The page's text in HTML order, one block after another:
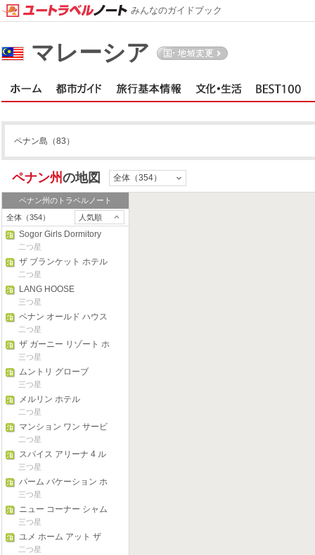
マレーシア
ペナン島 （83）
ペナン州の地図 全体（354）
ペナン州 のトラベルノート
全体（354）
人気順
Sogor Girls Dormitory
二つ星
ザ ブランケット ホテル
二つ星
LANG HOOSE
Residences
三つ星
ペナン オールド ハウス
二つ星
ザ ガーニー リゾート ホ
テル & レジデンシーズ
三つ星
ムントリ グローブ
三つ星
メルリン ホテル
二つ星
マンション ワン サービ
ス スイート
二つ星
スパイス アリーナ 4 ル
ーム ハウス
三つ星
パーム バケーション ホ
ーム
三つ星
ニュー コーナー シャム
ロック ビーチ ヴィラズ
シービュー
三つ星
ユメ ホーム アット ザ
セオ デュプレックス ス
二つ星
みんなのガイドブック